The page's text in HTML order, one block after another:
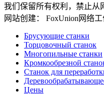
我们保留所有权利，禁止从
网站创建： FoxUnion网络
Брусующие станки
Торцовочный станок
Многопильные станки
Кромкообрезной
Станок для
Цены